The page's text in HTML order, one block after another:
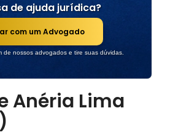
de ajuda jurídica?
com um Advogado
de nossos advogados e tire suas dúvidas.
Anéria Lima